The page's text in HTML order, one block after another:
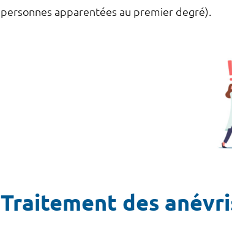
personnes apparentées au premier degré).
Traitement des